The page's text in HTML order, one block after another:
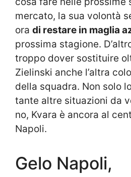
mercato, la sua volontà
ora di restare in maglia
prossima stagione.
troppo dover sostituire
Zielinski anche l’altra
della squadra. Non solo
tante altre situazioni da
no, Kvara è ancora al
Napoli.
Gelo Napoli,